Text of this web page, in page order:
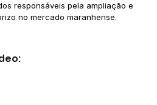
responsáveis pela ampliação e
no mercado maranhense.